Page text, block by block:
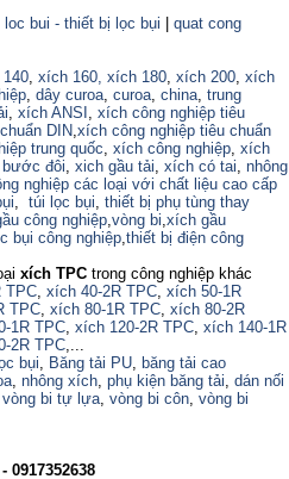
loc bui - thiết bị lọc bụi
quat cong
, xích 160, xích 180, xích 200, xích
, dây curoa, curoa, china, trung
, xích ANSI , xích công nghiệp tiêu
DIN,xích công nghiệp tiêu chuẩn
trung quốc, xích công nghiệp, xích
đôi, xich gầu tải, xích có tai, nhông
nghiệp các loại với chất liệu cao cấp
, túi lọc bụi, thiết bị phụ tùng thay
công nghiệp,vòng bi,xích gầu
bụi công nghiệp,thiết bị điện công
xích TPC trong công nghiệp khác
TPC, xích 40-2R TPC, xích 50-1R
TPC, xích 80-1R TPC, xích 80-2R
1R TPC, xích 120-2R TPC, xích 140-1R
2R TPC,...
bụi, Băng tải PU, băng tải cao
, nhông xích, phụ kiện băng tải, dán nối
vòng bi tự lựa, vòng bi côn, vòng bi
- 0917352638